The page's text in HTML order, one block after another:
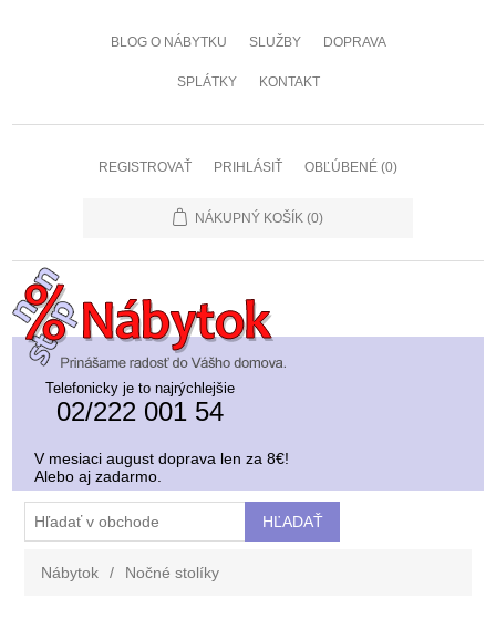
BLOG O NÁBYTKU SLUŽBY DOPRAVA
SPLÁTKY KONTAKT
REGISTROVAŤ PRIHLÁSIŤ OBĽÚBENÉ (0)
NÁKUPNÝ KOŠÍK (0)
Telefonicky je to najrýchlejšie
02/222 001 54
V mesiaci august doprava len za 8€!
Alebo aj zadarmo.
Nábytok / Nočné stolíky